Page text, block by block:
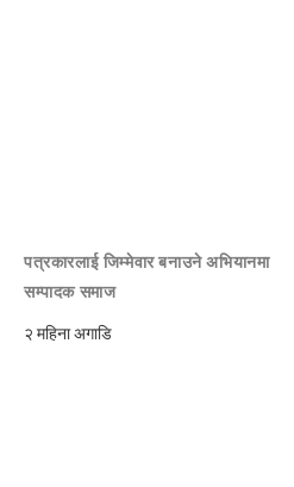
पत्रकारलाई जिम्मेवार बनाउने अभियानमा
सम्पादक समाज
२ महिना अगाडि